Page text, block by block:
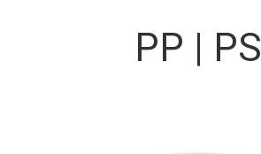
PP | PS